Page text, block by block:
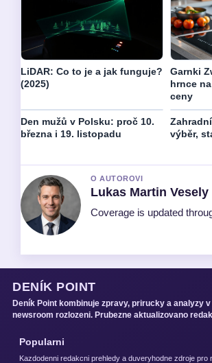
LiDAR: Co to je a jak funguje?
(2025)
Garnki
hrnce
ceny
Den mužů v Polsku: proč 10.
března i 19. listopadu
výběr,
O AUTOROVI
Lukas Martin
Coverage is updated
DENÍK POINT
Deník Point kombinuje zpravy, prirucky a analyzy
newsroom rozlozeni. Prubezne aktualizovano
Popularni
Kazdodenni redakcni prehledy a duveryhodne zdroje pro